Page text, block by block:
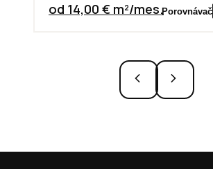
od 14,00 € m²/mes.Porovnávač